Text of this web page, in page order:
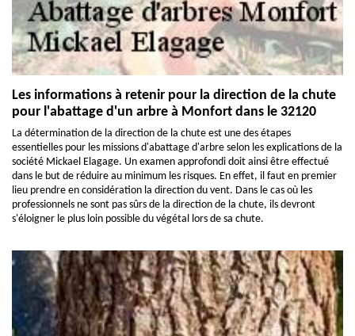
Les informations à retenir pour la direction de la chute
pour l'abattage d'un arbre à Monfort dans le 32120
La détermination de la direction de la chute est une des étapes
essentielles pour les missions d'abattage d'arbre selon les explications de la
société Mickael Elagage. Un examen approfondi doit ainsi être effectué
dans le but de réduire au minimum les risques. En effet, il faut en premier
lieu prendre en considération la direction du vent. Dans le cas où les
professionnels ne sont pas sûrs de la direction de la chute, ils devront
s'éloigner le plus loin possible du végétal lors de sa chute.